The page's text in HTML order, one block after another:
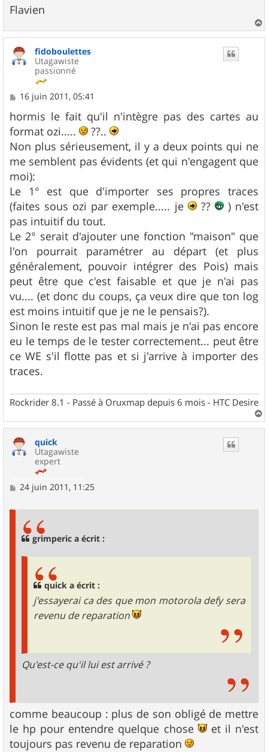
Flavien
a
fidoboulettes
Utagawiste
passionné
M
s
s
a
g
e
16 juin 2011, 05:41
hormis le fait qu'il n'intègre pas des cartes au
format ozi.....
??..
Non plus sérieusement, il y a deux points qui ne
me semblent pas évidents (et qui n'engagent que
moi):
Le 1° est que d'importer ses propres traces
(faites sous ozi par exemple..... je
??
) n'est
pas intuitif du tout.
Le 2° serait d'ajouter une fonction "maison" que
l'on pourrait paramétrer au départ (et plus
généralement, pouvoir intégrer des Pois) mais
peut être que c'est faisable et que je n'ai pas
vu.... (et donc du coups, ça veux dire que ton log
est moins intuitif que je ne le pensais?).
Sinon le reste est pas mal mais je n'ai pas encore
eu le temps de le tester correctement... peut être
ce WE s'il flotte pas et si j'arrive à importer des
traces.
Rockrider 8.1 - Passé à Oruxmap depuis 6 mois - HTC Desire
a
quick
Utagawiste
expert
M
24 juin 2011, 11:25
grimperic a écrit :
quick a écrit :
j'essayerai ca des que mon motorola defy sera
revenu de reparation
Qu'est-ce qu'il lui est arrivé ?
comme beaucoup : plus de son obligé de mettre
le hp pour entendre quelque chose
et il n'est
toujours pas revenu de reparation